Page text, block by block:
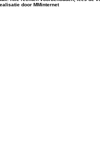
door MMinternet